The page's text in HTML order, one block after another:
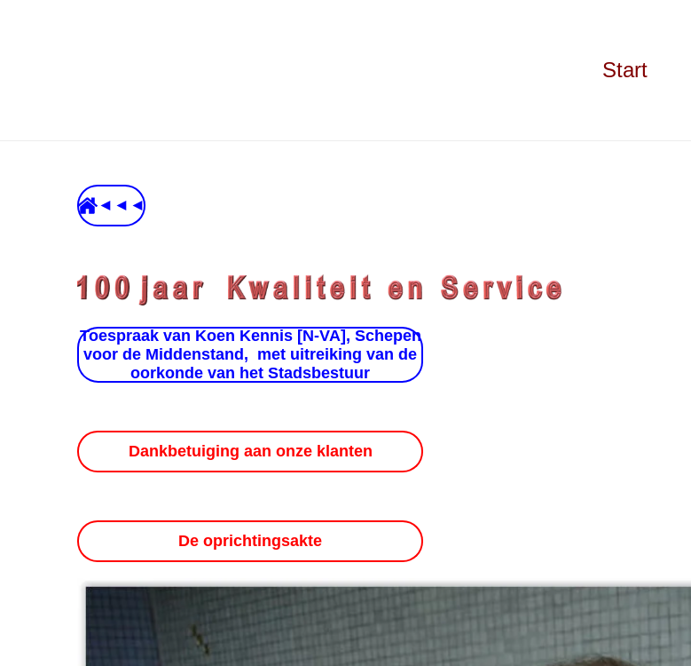
Start
◄◄◄
Toespraak van Koen Kennis [N-VA], Schepen
voor de Middenstand, met uitreiking van de
oorkonde van het Stadsbestuur
Dankbetuiging aan onze klanten
De oprichtingsakte